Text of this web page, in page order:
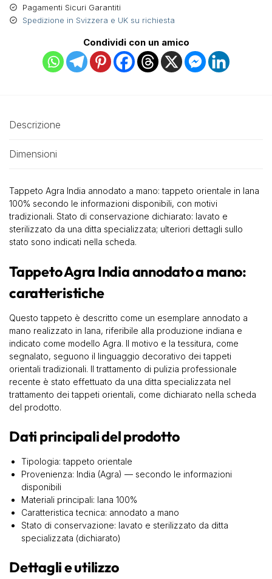
Pagamenti Sicuri Garantiti
Spedizione in Svizzera e UK su richiesta
Condividi con un amico
Descrizione
Dimensioni
Tappeto Agra India annodato a mano: tappeto orientale in lana
100% secondo le informazioni disponibili, con motivi
tradizionali. Stato di conservazione dichiarato: lavato e
sterilizzato da una ditta specializzata; ulteriori dettagli sullo
stato sono indicati nella scheda.
Tappeto Agra India annodato a mano:
caratteristiche
Questo tappeto è descritto come un esemplare annodato a
mano realizzato in lana, riferibile alla produzione indiana e
indicato come modello Agra. Il motivo e la tessitura, come
segnalato, seguono il linguaggio decorativo dei tappeti
orientali tradizionali. Il trattamento di pulizia professionale
recente è stato effettuato da una ditta specializzata nel
trattamento dei tappeti orientali, come dichiarato nella scheda
del prodotto.
Dati principali del prodotto
Tipologia: tappeto orientale
Provenienza: India (Agra) — secondo le informazioni
disponibili
Materiali principali: lana 100%
Caratteristica tecnica: annodato a mano
Stato di conservazione: lavato e sterilizzato da ditta
specializzata (dichiarato)
Dettagli e utilizzo